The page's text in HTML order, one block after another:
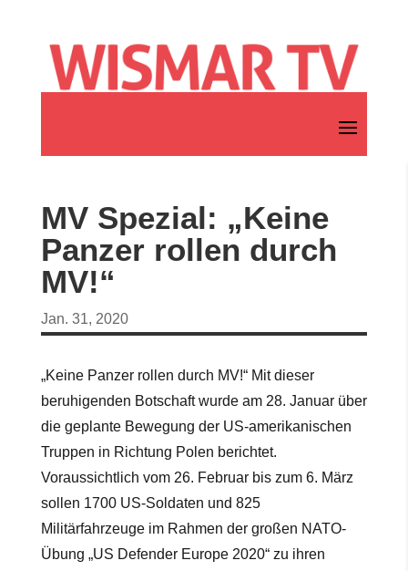
MV Spezial: „Keine
Panzer rollen durch
MV!“
Jan. 31, 2020
„Keine Panzer rollen durch MV!“ Mit dieser
beruhigenden Botschaft wurde am 28. Januar über
die geplante Bewegung der US-amerikanischen
Truppen in Richtung Polen berichtet.
Voraussichtlich vom 26. Februar bis zum 6. März
sollen 1700 US-Soldaten und 825
Militärfahrzeuge im Rahmen der großen NATO-
Übung „US Defender Europe 2020“ zu ihren